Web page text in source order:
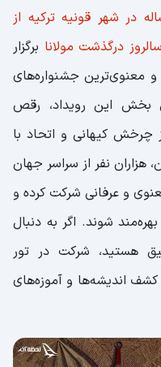
در شهر قونیه ترکیه از
برگزار
معنوی‌ترین جشنواره‌های
بخش این رویداد، رقص
کیهانی و اتحاد با
نفر از سراسر جهان
و عرفانی شرکت کرده و
شوند. اگر به دنبال
هستید، شرکت در تور
کشف اندیشه‌ها و آموزه‌های